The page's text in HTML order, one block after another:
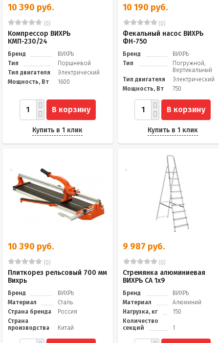
10 390 руб.
(0)
Компрессор ВИХРЬ
КМП-230/24
Бренд
ВИХРЬ
Тип
Поршневой
Тип двигателя
Электрический
Мощность, Вт
1600
В корзину
Купить в 1 клик
10 190 руб.
(0)
Фекальный насос ВИХРЬ
ФН-750
Бренд
ВИХРЬ
Тип
Погружной,
Вертикальный
Тип двигателя
Электрический
Мощность, Вт
750
В корзину
Купить в 1 клик
10 390 руб.
(0)
Плиткорез рельсовый 700 мм
Вихрь
Бренд
ВИХРЬ
Материал
Сталь
Страна бренда
Россия
Страна
производства
Китай
9 987 руб.
(0)
Стремянка алюминиевая
ВИХРЬ СА 1х9
Бренд
ВИХРЬ
Материал
Алюминий
Нагрузка, кг
150
Количество
секций
1